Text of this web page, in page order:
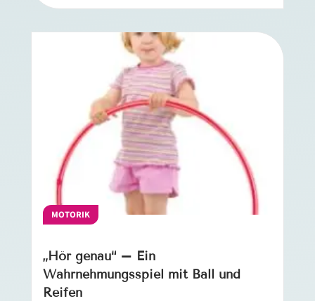
MOTORIK
„Hör genau“ – Ein
Wahrnehmungsspiel mit Ball und
Reifen